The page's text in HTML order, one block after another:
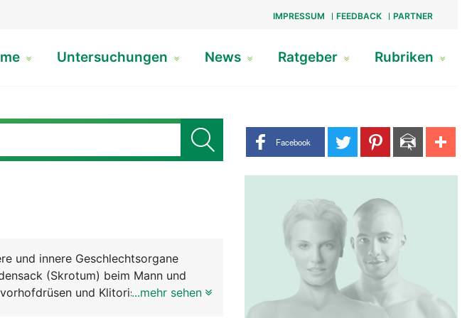
IMPRESSUM FEEDBACK PARTNER
Untersuchungen News Ratgeber Rubriken
Share buttons
Facebook
und innere Geschlechtsorgane
(Skrotum) beim Mann und
und Klitoris bei der Frau.
...mehr sehen